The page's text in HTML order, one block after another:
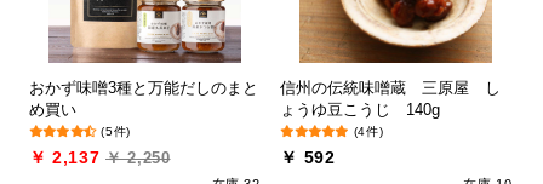
おかず味噌3種と万能だしのまと
め買い
(5件)
￥ 2,137 ￥ 2,250
信州の伝統味噌蔵 三原屋 し
ょうゆ豆こうじ 140g
(4件)
￥ 592